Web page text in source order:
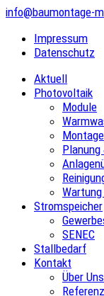
info@baumontage-
Impressum
Datenschutz
Aktuell
Photovoltaik
Module
Montage
Stromspeicher
SENEC
Stallbedarf
Kontakt
Über Uns